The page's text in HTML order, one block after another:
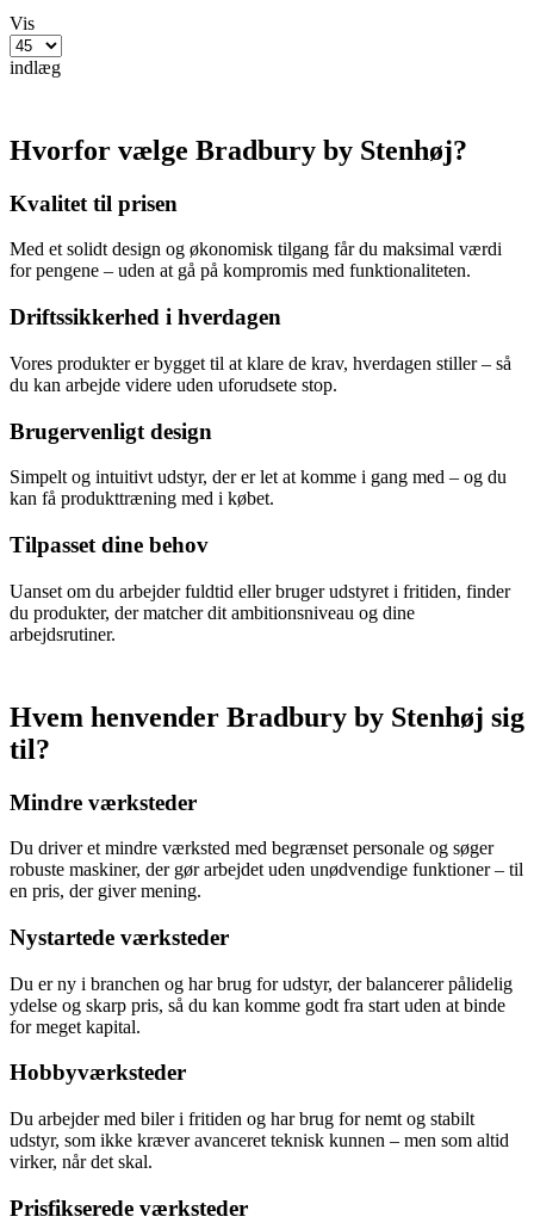
Vis
indlæg
Hvorfor vælge Bradbury by Stenhøj?
Kvalitet til prisen
Med et solidt design og økonomisk tilgang får du maksimal værdi
for pengene – uden at gå på kompromis med funktionaliteten.
Driftssikkerhed i hverdagen
Vores produkter er bygget til at klare de krav, hverdagen stiller – så
du kan arbejde videre uden uforudsete stop.
Brugervenligt design
Simpelt og intuitivt udstyr, der er let at komme i gang med – og du
kan få produkttræning med i købet.
Tilpasset dine behov
Uanset om du arbejder fuldtid eller bruger udstyret i fritiden, finder
du produkter, der matcher dit ambitionsniveau og dine
arbejdsrutiner.
Hvem henvender Bradbury by Stenhøj sig
til?
Mindre værksteder
Du driver et mindre værksted med begrænset personale og søger
robuste maskiner, der gør arbejdet uden unødvendige funktioner – til
en pris, der giver mening.
Nystartede værksteder
Du er ny i branchen og har brug for udstyr, der balancerer pålidelig
ydelse og skarp pris, så du kan komme godt fra start uden at binde
for meget kapital.
Hobbyværksteder
Du arbejder med biler i fritiden og har brug for nemt og stabilt
udstyr, som ikke kræver avanceret teknisk kunnen – men som altid
virker, når det skal.
Prisfikserede værksteder